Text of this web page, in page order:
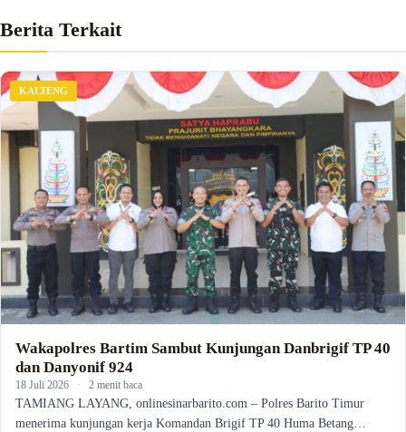
Berita Terkait
KALTENG
Wakapolres Bartim Sambut Kunjungan Danbrigif TP 40
dan Danyonif 924
18 Juli 2026 · 2 menit baca
TAMIANG LAYANG, onlinesinarbarito.com – Polres Barito Timur
menerima kunjungan kerja Komandan Brigif TP 40 Huma Betang…